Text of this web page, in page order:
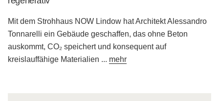
Mit dem Strohhaus NOW Lindow hat Architekt Alessandro
Tonnarelli ein Gebäude geschaffen, das ohne Beton
auskommt, CO₂ speichert und konsequent auf
kreislauffähige Materialien ... mehr